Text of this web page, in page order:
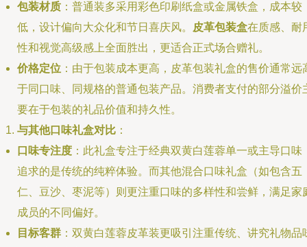
包装材质 ：普通装多采用彩色印刷纸盒或金属铁盒，成本较
低，设计偏向大众化和节日喜庆风。
皮革包装盒在质感、耐
性和视觉高级感上全面胜出，更适合正式场合赠礼。
价格定位 ：由于包装成本更高，皮革包装礼盒的售价通常远
于同口味、同规格的普通包装产品。消费者支付的部分溢价
要在于包装的礼品价值和持久性。
与其他口味礼盒对比 ：
口味专注度 ：此礼盒专注于经典双黄白莲蓉单一或主导口味
追求的是传统的纯粹体验。而其他混合口味礼盒（如包含五
仁、豆沙、枣泥等）则更注重口味的多样性和尝鲜，满足家
成员的不同偏好。
目标客群 ：双黄白莲蓉皮革装更吸引注重传统、讲究礼物品